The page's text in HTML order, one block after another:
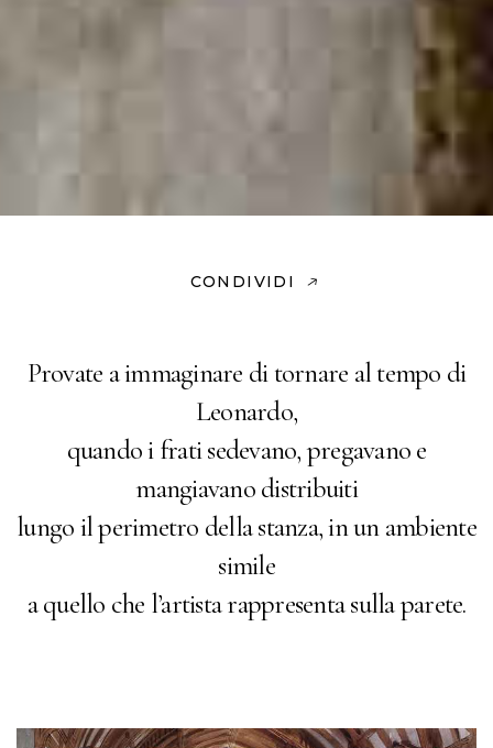
CONDIVIDI
Provate a immaginare di tornare al tempo di
Leonardo,
quando i frati sedevano, pregavano e
mangiavano distribuiti
lungo il perimetro della stanza, in un ambiente
simile
a quello che l’artista rappresenta sulla parete.